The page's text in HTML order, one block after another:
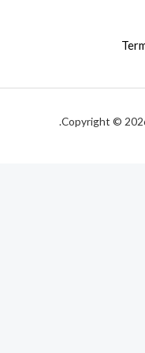
Copyright ©